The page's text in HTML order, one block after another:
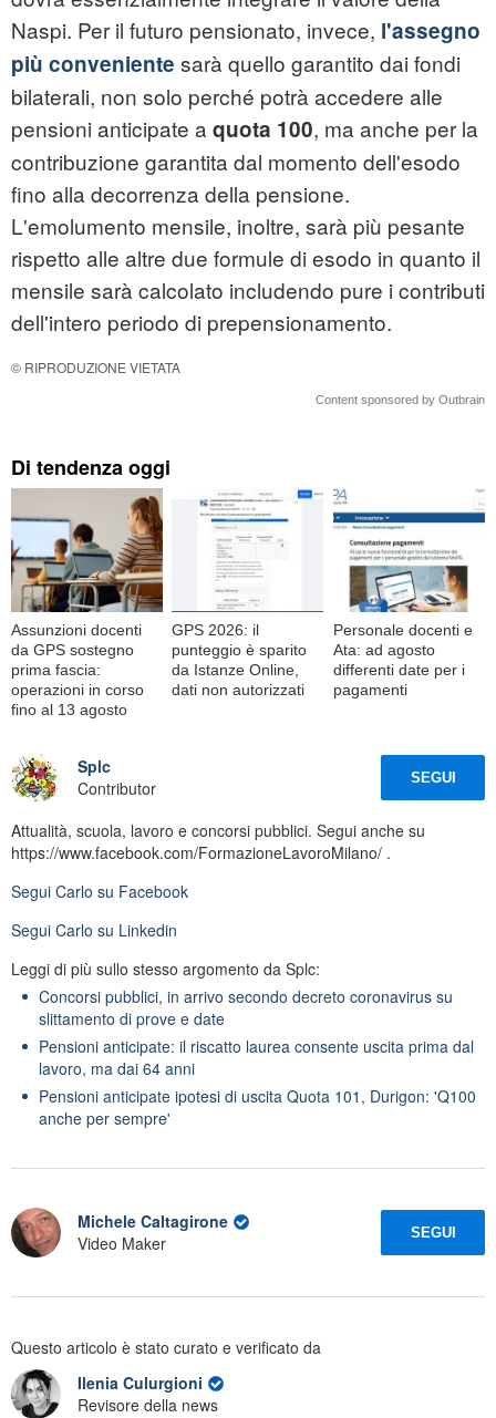
Naspi. Per il futuro pensionato, invece, l'assegno
più conveniente sarà quello garantito dai fondi
bilaterali, non solo perché potrà accedere alle
pensioni anticipate a quota 100, ma anche per la
contribuzione garantita dal momento dell'esodo
fino alla decorrenza della pensione.
L'emolumento mensile, inoltre, sarà più pesante
rispetto alle altre due formule di esodo in quanto il
mensile sarà calcolato includendo pure i contributi
dell'intero periodo di prepensionamento.
© RIPRODUZIONE VIETATA
Content sponsored by Outbrain
Di tendenza oggi
Assunzioni docenti
da GPS sostegno
prima fascia:
operazioni in corso
fino al 13 agosto
GPS 2026: il
punteggio è sparito
da Istanze Online,
dati non autorizzati
Personale docenti e
Ata: ad agosto
differenti date per i
pagamenti
Splc
Contributor
SEGUI
Attualità, scuola, lavoro e concorsi pubblici. Segui anche su
https://www.facebook.com/FormazioneLavoroMilano/ .
Segui Carlo su Facebook
Segui Carlo su Linkedin
Leggi di più sullo stesso argomento da Splc:
Concorsi pubblici, in arrivo secondo decreto coronavirus su
slittamento di prove e date
Pensioni anticipate: il riscatto laurea consente uscita prima dal
lavoro, ma dai 64 anni
Pensioni anticipate ipotesi di uscita Quota 101, Durigon: 'Q100
anche per sempre'
Michele Caltagirone
Video Maker
SEGUI
Questo articolo è stato curato e verificato da
Ilenia Culurgioni
Revisore della news